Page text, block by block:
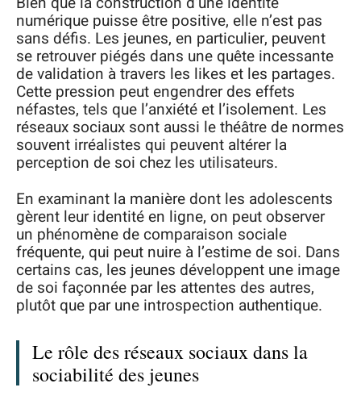
numérique puisse être positive, elle n’est pas
sans défis. Les jeunes, en particulier, peuvent
se retrouver piégés dans une quête incessante
de validation à travers les likes et les partages.
Cette pression peut engendrer des effets
néfastes, tels que l’anxiété et l’isolement. Les
réseaux sociaux sont aussi le théâtre de normes
souvent irréalistes qui peuvent altérer la
perception de soi chez les utilisateurs.
En examinant la manière dont les adolescents
gèrent leur identité en ligne, on peut observer
un phénomène de comparaison sociale
fréquente, qui peut nuire à l’estime de soi. Dans
certains cas, les jeunes développent une image
de soi façonnée par les attentes des autres,
plutôt que par une introspection authentique.
Le rôle des réseaux sociaux dans la
sociabilité des jeunes